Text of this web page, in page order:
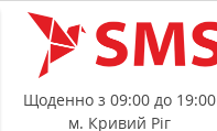
Щоденно з 09:00 до 19:00
м. Кривий Ріг